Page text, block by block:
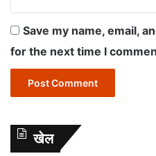
Save my name, email,
for the next time I
खेल